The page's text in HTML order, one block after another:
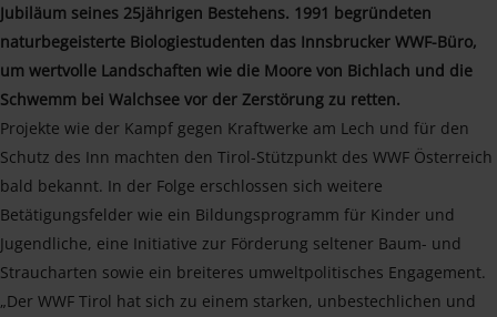
Jubiläum seines 25jährigen Bestehens. 1991 begründeten
naturbegeisterte Biologiestudenten das Innsbrucker WWF-Büro,
um wertvolle Landschaften wie die Moore von Bichlach und die
Schwemm bei Walchsee vor der Zerstörung zu retten.
Projekte wie der Kampf gegen Kraftwerke am Lech und für den
Schutz des Inn machten den Tirol-Stützpunkt des WWF Österreich
bald bekannt. In der Folge erschlossen sich weitere
Betätigungsfelder wie ein Bildungsprogramm für Kinder und
Jugendliche, eine Initiative zur Förderung seltener Baum- und
Straucharten sowie ein breiteres umweltpolitisches Engagement.
„Der WWF Tirol hat sich zu einem starken, unbestechlichen und